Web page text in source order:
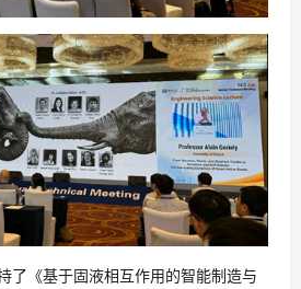
了《基于固液相互作用的智能制造与